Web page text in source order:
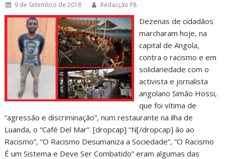
9 de Setembro de 2018 Redacção F8
Dezenas de cidadãos
marcharam hoje, na
capital de Angola,
contra o racismo e em
solidariedade com o
activista e jornalista
angolano Simão Hossi,
que foi vítima de
“agressão e discriminação”, num restaurante na ilha de
Luanda, o “Café Del Mar”. [dropcap] “N[/dropcap] ão ao
Racismo”, “O Racismo Desumaniza a Sociedade”, “O Racismo
É um Sistema e Deve Ser Combatido” eram algumas das